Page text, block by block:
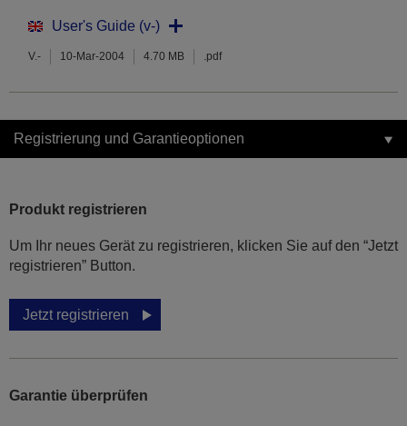
User's Guide (v-)
V.- 10-Mar-2004 4.70 MB .pdf
Registrierung und Garantieoptionen
Produkt registrieren
Um Ihr neues Gerät zu registrieren, klicken Sie auf den “Jetzt
registrieren” Button.
Jetzt registrieren
Garantie überprüfen